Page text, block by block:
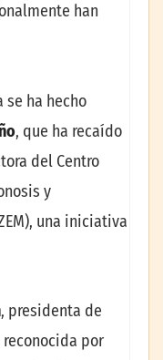
han
se ha hecho
, que ha recaído
del Centro
y
una iniciativa
, presidenta de
reconocida por